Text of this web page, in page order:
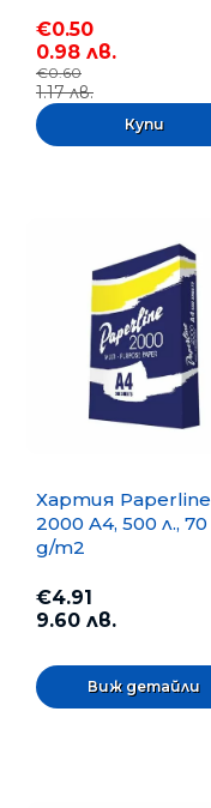
€0.50
0.98 лв.
€0.60
1.17 лв.
Хартия Paperline
2000 A4, 500 л., 70
g/m2
€4.91
9.60 лв.
Виж детайли